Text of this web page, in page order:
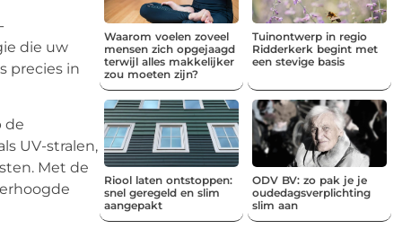
die uw
precies in
de
UV-stralen,
Met de
Waarom voelen zoveel
mensen zich opgejaagd
terwijl alles makkelijker
zou moeten zijn?
Tuinontwerp in regio
Ridderkerk begint met
een stevige basis
Riool laten ontstoppen:
snel geregeld en slim
aangepakt
ODV BV: zo pak je je
oudedagsverplichting
slim aan